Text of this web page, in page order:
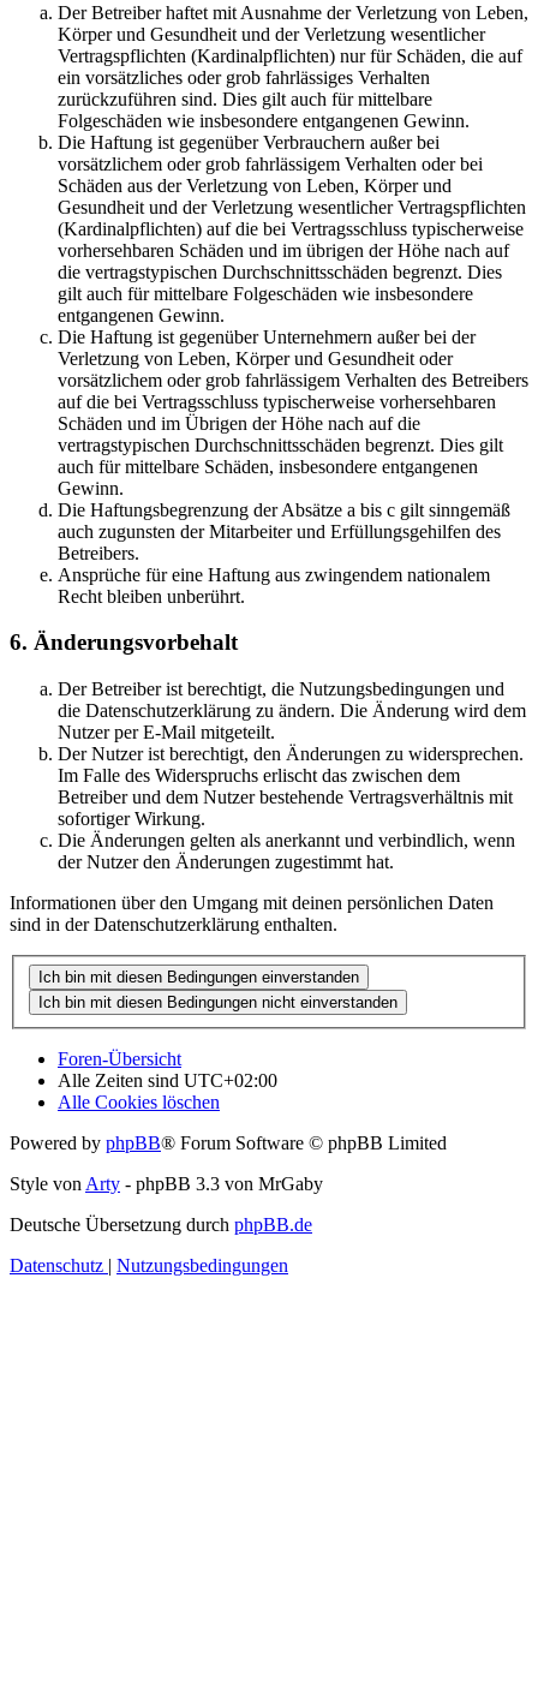
Der Betreiber haftet mit Ausnahme der Verletzung von Leben,
Körper und Gesundheit und der Verletzung wesentlicher
Vertragspflichten (Kardinalpflichten) nur für Schäden, die auf
ein vorsätzliches oder grob fahrlässiges Verhalten
zurückzuführen sind. Dies gilt auch für mittelbare
Folgeschäden wie insbesondere entgangenen Gewinn.
Die Haftung ist gegenüber Verbrauchern außer bei
vorsätzlichem oder grob fahrlässigem Verhalten oder bei
Schäden aus der Verletzung von Leben, Körper und
Gesundheit und der Verletzung wesentlicher Vertragspflichten
(Kardinalpflichten) auf die bei Vertragsschluss typischerweise
vorhersehbaren Schäden und im übrigen der Höhe nach auf
die vertragstypischen Durchschnittsschäden begrenzt. Dies
gilt auch für mittelbare Folgeschäden wie insbesondere
entgangenen Gewinn.
Die Haftung ist gegenüber Unternehmern außer bei der
Verletzung von Leben, Körper und Gesundheit oder
vorsätzlichem oder grob fahrlässigem Verhalten des Betreibers
auf die bei Vertragsschluss typischerweise vorhersehbaren
Schäden und im Übrigen der Höhe nach auf die
vertragstypischen Durchschnittsschäden begrenzt. Dies gilt
auch für mittelbare Schäden, insbesondere entgangenen
Gewinn.
Die Haftungsbegrenzung der Absätze a bis c gilt sinngemäß
auch zugunsten der Mitarbeiter und Erfüllungsgehilfen des
Betreibers.
Ansprüche für eine Haftung aus zwingendem nationalem
Recht bleiben unberührt.
6. Änderungsvorbehalt
Der Betreiber ist berechtigt, die Nutzungsbedingungen und
die Datenschutzerklärung zu ändern. Die Änderung wird dem
Nutzer per E-Mail mitgeteilt.
Der Nutzer ist berechtigt, den Änderungen zu widersprechen.
Im Falle des Widerspruchs erlischt das zwischen dem
Betreiber und dem Nutzer bestehende Vertragsverhältnis mit
sofortiger Wirkung.
Die Änderungen gelten als anerkannt und verbindlich, wenn
der Nutzer den Änderungen zugestimmt hat.
Informationen über den Umgang mit deinen persönlichen Daten
sind in der Datenschutzerklärung enthalten.
Foren-Übersicht
Alle Zeiten sind UTC+02:00
Alle Cookies löschen
Powered by phpBB® Forum Software © phpBB Limited
Style von Arty - phpBB 3.3 von MrGaby
Deutsche Übersetzung durch phpBB.de
Datenschutz | Nutzungsbedingungen